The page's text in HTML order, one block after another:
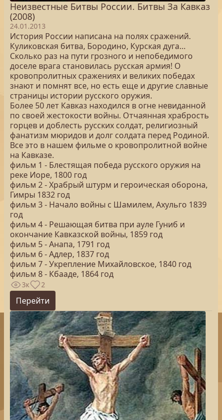
Неизвестные Битвы России. Битвы За Кавказ
(2008)
24.01.2013
История России написана на полях сражений.
Куликовская битва, Бородино, Курская дуга…
Сколько раз на пути грозного и непобедимого
доселе врага становилась русская армия! О
кровопролитных сражениях и великих победах
знают и помнят все, но есть еще и другие славные
страницы истории русского оружия.
Более 50 лет Кавказ находился в огне невиданной
по своей жестокости войны. Отчаянная храбрость
горцев и доблесть русских солдат, религиозный
фанатизм мюридов и долг солдата перед Родиной.
Все это в нашем фильме о кровопролитной войне
на Кавказе.
фильм 1 - Блестящая победа русского оружия на
реке Иоре, 1800 год
фильм 2 - Храбрый штурм и героическая оборона,
Гимры 1832 год
фильм 3 - Начало войны с Шамилем, Ахульго 1839
год
фильм 4 - Решающая битва при ауле Гуниб и
окончание Кавказской войны, 1859 год
фильм 5 - Анапа, 1791 год
фильм 6 - Адлер, 1837 год
фильм 7 - Укрепление Михайловское, 1840 год
фильм 8 - Кбааде, 1864 год
3к 2
Перейти